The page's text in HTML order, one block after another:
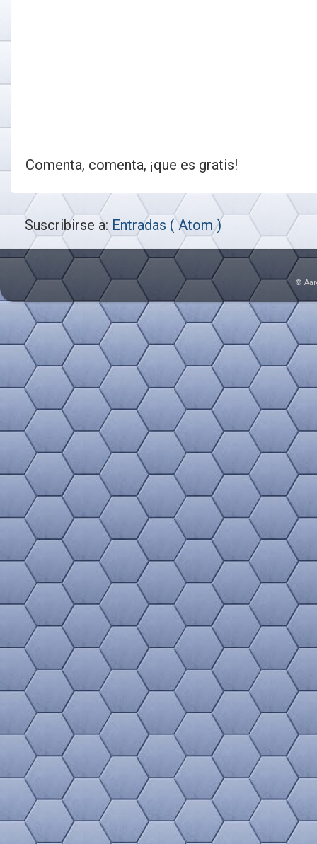
Comenta, comenta, ¡que es gratis!
Suscribirse a: Entradas ( Atom )
©